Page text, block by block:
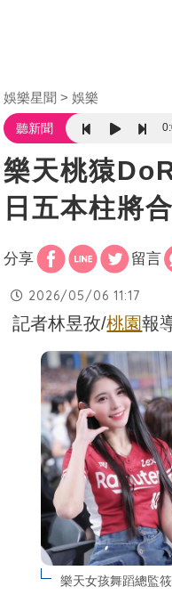
娛樂星聞 娛樂
聽新聞
樂天桃猿
日五本柱將
分享 留言
2026/05/06 11:17
記者林昱孜/桃園報
樂天女孩舞蹈總監